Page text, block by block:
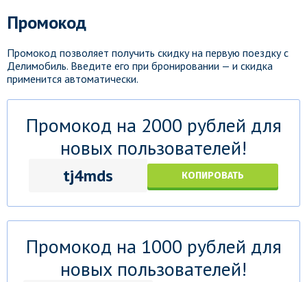
Промокод
Промокод позволяет получить скидку на первую поездку с
Делимобиль. Введите его при бронировании — и скидка
применится автоматически.
Промокод на 2000 рублей для
новых пользователей!
tj4mds КОПИРОВАТЬ
Промокод на 1000 рублей для
новых пользователей!